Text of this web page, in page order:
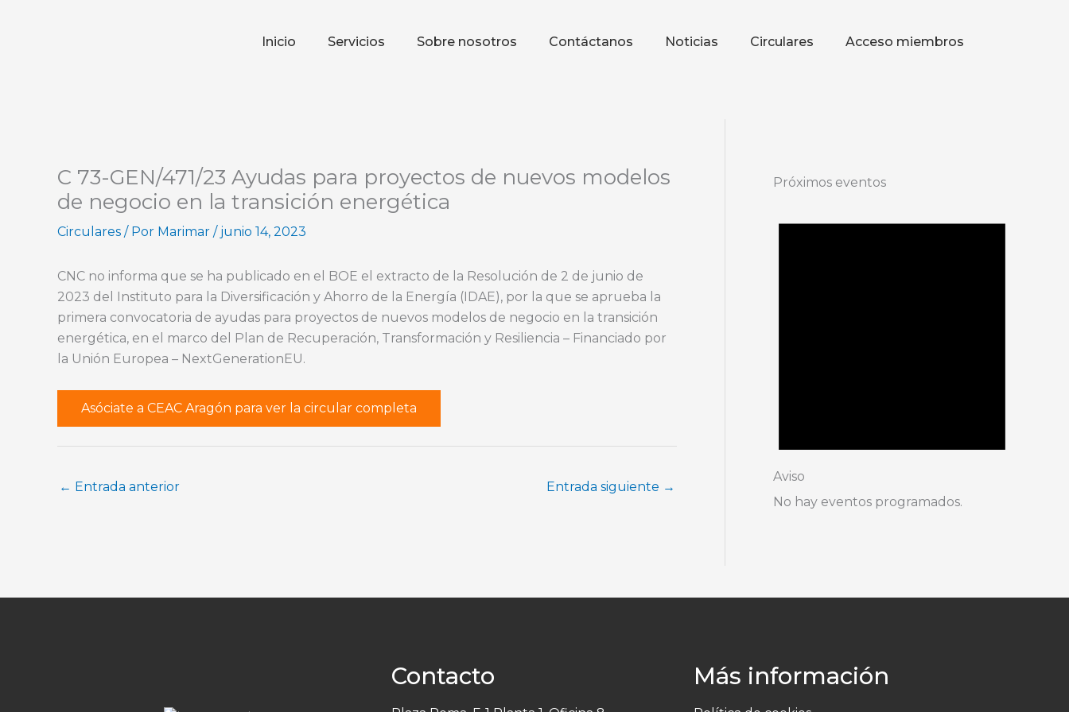
Inicio Servicios Sobre nosotros Contáctanos Noticias Circulares Acceso miembros
C 73-GEN/471/23 Ayudas para proyectos de nuevos modelos
de negocio en la transición energética
Circulares / Por Marimar / junio 14, 2023
CNC no informa que se ha publicado en el BOE el extracto de la Resolución de 2 de junio de
2023 del Instituto para la Diversificación y Ahorro de la Energía (IDAE), por la que se aprueba la
primera convocatoria de ayudas para proyectos de nuevos modelos de negocio en la transición
energética, en el marco del Plan de Recuperación, Transformación y Resiliencia – Financiado por
la Unión Europea – NextGenerationEU.
Asóciate a CEAC Aragón para ver la circular completa
← Entrada anterior Entrada siguiente →
Próximos eventos
Aviso
No hay eventos programados.
Contacto Más información